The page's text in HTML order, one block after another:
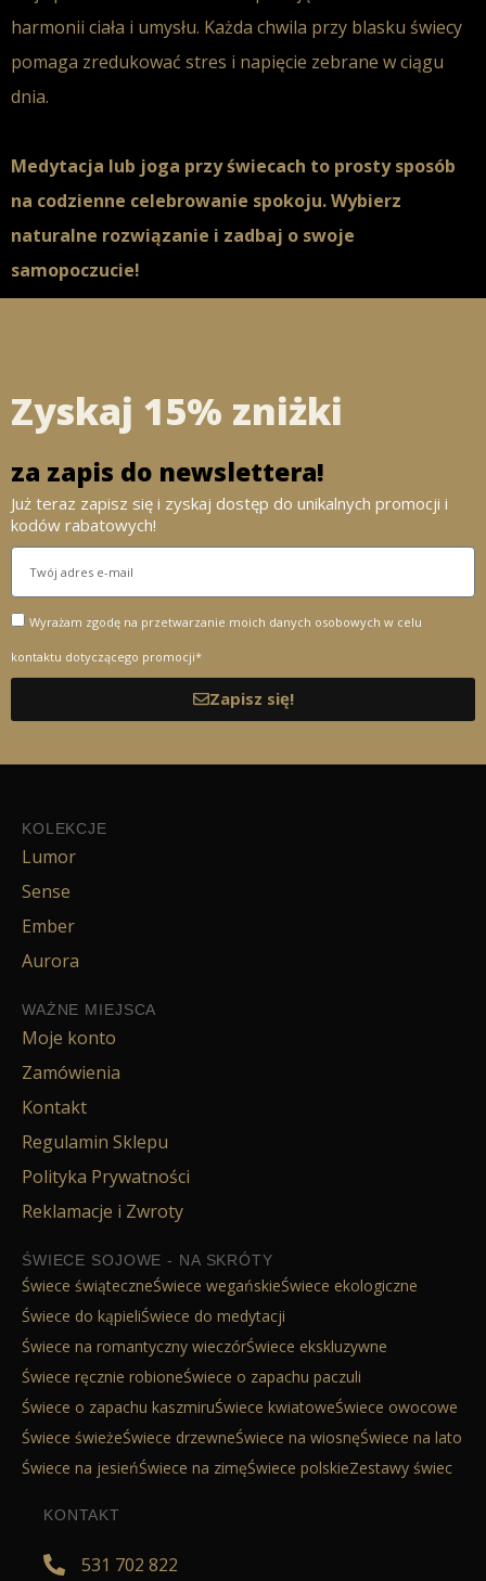
harmonii ciała i umysłu. Każda chwila przy blasku świecy
pomaga zredukować stres i napięcie zebrane w ciągu
dnia.
Medytacja lub joga przy świecach to prosty sposób
na codzienne celebrowanie spokoju. Wybierz
naturalne rozwiązanie i zadbaj o swoje
samopoczucie!
Zyskaj 15% zniżki
za zapis do newslettera!
Już teraz zapisz się i zyskaj dostęp do unikalnych promocji i
kodów rabatowych!
Wyrażam zgodę na przetwarzanie moich danych osobowych w celu
kontaktu dotyczącego promocji*
Zapisz się!
KOLEKCJE
Lumor
Sense
Ember
Aurora
WAŻNE MIEJSCA
Moje konto
Zamówienia
Kontakt
Regulamin Sklepu
Polityka Prywatności
Reklamacje i Zwroty
ŚWIECE SOJOWE - NA SKRÓTY
Świece świąteczneŚwiece wegańskieŚwiece ekologiczne
Świece do kąpieliŚwiece do medytacji
Świece na romantyczny wieczórŚwiece ekskluzywne
Świece ręcznie robioneŚwiece o zapachu paczuli
Świece o zapachu kaszmiruŚwiece kwiatoweŚwiece owocowe
Świece świeżeŚwiece drzewneŚwiece na wiosnęŚwiece na lato
Świece na jesieńŚwiece na zimęŚwiece polskieZestawy świec
KONTAKT
531 702 822